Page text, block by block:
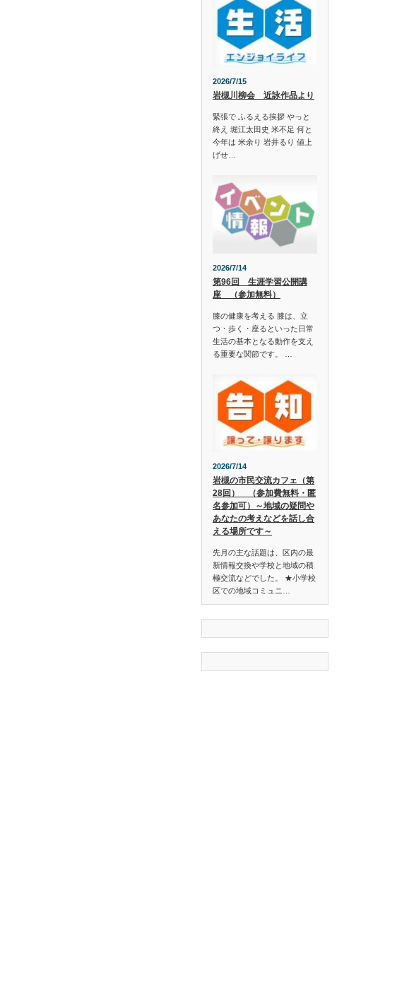
2026/7/15
岩槻川柳会 近詠作品より
緊張で ふるえる挨拶 やっと
終え 堀江太田史 米不足 何と
今年は 米余り 岩井るり 値上
げせ…
2026/7/14
第96回 生涯学習公開講
座 （参加無料）
膝の健康を考える 膝は、立
つ・歩く・座るといった日常
生活の基本となる動作を支え
る重要な関節です。 …
2026/7/14
岩槻の市民交流カフェ（第
28回） （参加費無料・匿
名参加可）～地域の疑問や
あなたの考えなどを話し合
える場所です～
先月の主な話題は、区内の最
新情報交換や学校と地域の積
極交流などでした。 ★小学校
区での地域コミュニ…